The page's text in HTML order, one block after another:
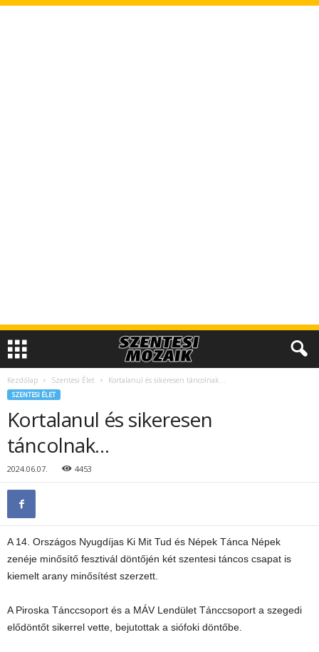
Kezdőlap Szentesi Élet Kortalanul és sikeresen táncolnak…
SZENTESI ÉLET
Kortalanul és sikeresen
táncolnak…
2024.06.07. 4453
A 14. Országos Nyugdíjas Ki Mit Tud és Népek Tánca Népek
zenéje minősítő fesztivál döntőjén két szentesi táncos csapat is
kiemelt arany minősítést szerzett.
A Piroska Tánccsoport és a MÁV Lendület Tánccsoport a szegedi
elődöntőt sikerrel vette, bejutottak a siófoki döntőbe.